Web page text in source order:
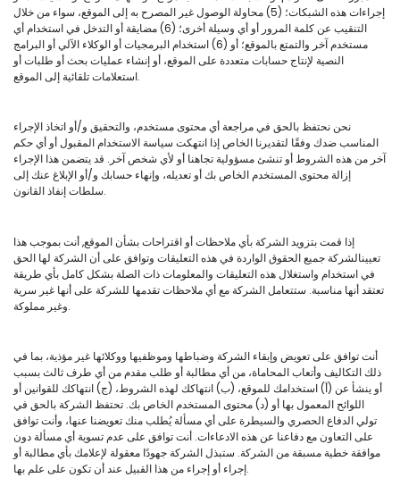
إجراءات هذه الشبكات؛ (5) محاولة الوصول غير المصرح به إلى الموقع، سواء من خلال
التنقيب عن كلمة المرور أو أي وسيلة أخرى؛ (6) مضايقة أو التدخل في استخدام أي
مستخدم آخر والتمتع بالموقع؛ أو (6) استخدام البرمجيات أو الوكلاء الآلي أو البرامج
النصية لإنتاج حسابات متعددة على الموقع، أو إنشاء عمليات بحث أو طلبات أو
استعلامات تلقائية إلى الموقع.
نحن نحتفظ بالحق في مراجعة أي محتوى مستخدم، والتحقيق و/أو اتخاذ الإجراء
المناسب ضدك وفقًا لتقديرنا الخاص إذا انتهكت سياسة الاستخدام المقبول أو أي حكم
آخر من هذه الشروط أو تنشئ مسؤولية تجاهنا أو لأي شخص آخر. قد يتضمن هذا الإجراء
إزالة محتوى المستخدم الخاص بك أو تعديله، وإنهاء حسابك و/أو الإبلاغ عنك إلى
سلطات إنفاذ القانون.
إذا قمت بتزويد الشركة بأي ملاحظات أو اقتراحات بشأن الموقع, أنت بموجب هذا
تعيينالشركة جميع الحقوق الواردة في هذه التعليقات وتوافق على أن الشركة لها الحق
في استخدام واستغلال هذه التعليقات والمعلومات ذات الصلة بشكل كامل بأي طريقة
تعتقد أنها مناسبة. ستتعامل الشركة مع أي ملاحظات تقدمها للشركة على أنها غير سرية
وغير مملوكة.
أنت توافق على تعويض وإبقاء الشركة وضباطها وموظفيها ووكلائها غير مؤذية، بما في
ذلك التكاليف وأتعاب المحاماة، من أي مطالبة أو طلب مقدم من أي طرف ثالث بسبب
أو ينشأ عن (أ) استخدامك للموقع، (ب) انتهاكك لهذه الشروط، (ج) انتهاكك للقوانين أو
اللوائح المعمول بها أو (د) محتوى المستخدم الخاص بك. تحتفظ الشركة بالحق في
تولي الدفاع الحصري والسيطرة على أي مسألة يُطلب منك تعويضنا عنها، وأنت توافق
على التعاون مع دفاعنا عن هذه الادعاءات. أنت توافق على عدم تسوية أي مسألة دون
موافقة خطية مسبقة من الشركة. ستبذل الشركة جهودًا معقولة لإعلامك بأي مطالبة أو
إجراء أو إجراء من هذا القبيل عند أن تكون على علم بها.